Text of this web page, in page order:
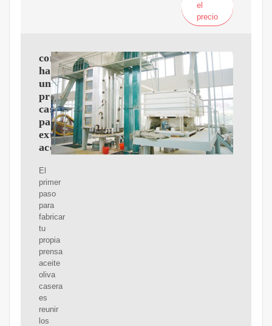
el
precio
como
hacer
una
prensa
casera
para
extraer
aceite
El
primer
paso
para
fabricar
tu
propia
prensa
aceite
oliva
casera
es
reunir
los